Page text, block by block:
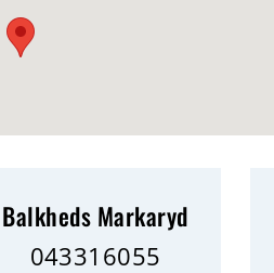
Balkheds Markaryd
043316055